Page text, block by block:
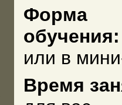
Форма
или в
Время